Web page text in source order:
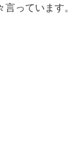
っています。